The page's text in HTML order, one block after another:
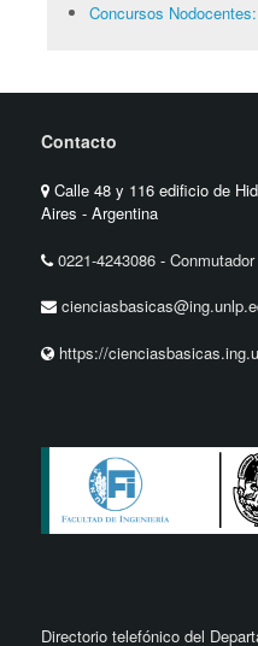
Concursos
Contacto
Calle 48 y 116 edificio de
Aires - Argentina
0221-4243086 -Conmutador
https://
Directorio telefónico del